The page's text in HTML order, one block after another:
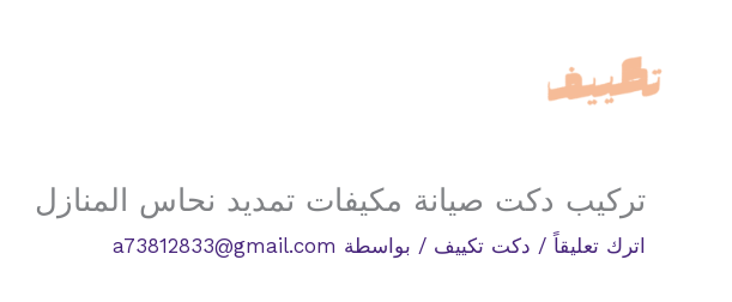
تركيب دكت صيانة مكيفات تمديد نحاس المنازل
اترك تعليقاً / دكت تكييف / بواسطة a73812833@gmail.com